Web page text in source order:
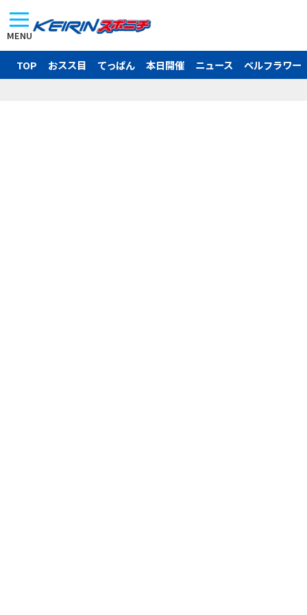
MENU
TOP おスス目 てっぱん 本日開催 ニュース ベルフラワー